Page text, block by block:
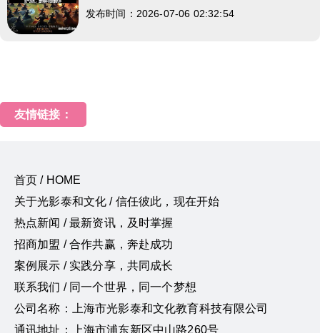
发布时间：2026-07-06 02:32:54
友情链接：
首页 / HOME
关于光影泰和文化 / 信任彼此，现在开始
热点新闻 / 最新资讯，及时掌握
招商加盟 / 合作共赢，奔赴成功
案例展示 / 实践分享，共同成长
联系我们 / 同一个世界，同一个梦想
公司名称：上海市光影泰和文化教育科技有限公司
通讯地址：上海市浦东新区中山路260号